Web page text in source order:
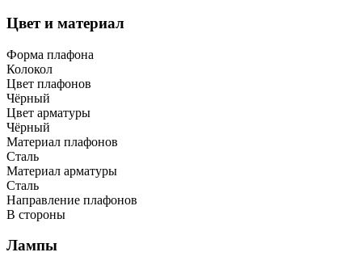
Цвет и материал
Форма плафона
Колокол
Цвет плафонов
Чёрный
Цвет арматуры
Чёрный
Материал плафонов
Сталь
Материал арматуры
Сталь
Направление плафонов
В стороны
Лампы